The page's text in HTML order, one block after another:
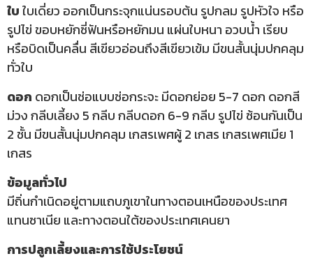
ใบใบเดี่ยว ออกเป็นกระจุกแน่นรอบต้น รูปกลม รูปหัวใจ หรือ
รูปไข่ ขอบหยักซี่ฟันหรือหยักมน แผ่นใบหนา อวบน้ำ เรียบ
หรือบิดเป็นคลื่น สีเขียวอ่อนถึงสีเขียวเข้ม มีขนสั้นนุ่มปกคลุม
ทั่วใบ
ดอก ดอกเป็นช่อแบบช่อกระจะ มีดอกย่อย 5-7 ดอก ดอกสี
ม่วง กลีบเลี้ยง 5 กลีบ กลีบดอก 6-9 กลีบ รูปไข่ ซ้อนกันเป็น
2 ชั้น มีขนสั้นนุ่มปกคลุม เกสรเพศผู้ 2 เกสร เกสรเพศเมีย 1
เกสร
ข้อมูลทั่วไป
มีถิ่นกำเนิดอยู่ตามแถบภูเขาในทางตอนเหนือของประเทศ
แทนซาเนีย และทางตอนใต้ของประเทศเคนยา
การปลูกเลี้ยงและการใช้ประโยชน์